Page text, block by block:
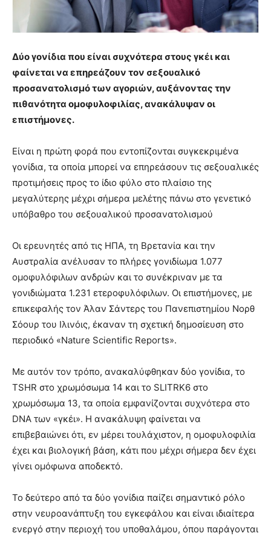
Δύο γονίδια που είναι συχνότερα στους γκέι και
φαίνεται να επηρεάζουν τον σεξουαλικό
προσανατολισμό των αγοριών, αυξάνοντας την
πιθανότητα ομοφυλοφιλίας, ανακάλυψαν οι
επιστήμονες.
Είναι η πρώτη φορά που εντοπίζονται συγκεκριμένα
γονίδια, τα οποία μπορεί να επηρεάσουν τις σεξουαλικές
προτιμήσεις προς το ίδιο φύλο στο πλαίσιο της
μεγαλύτερης μέχρι σήμερα μελέτης πάνω στο γενετικό
υπόβαθρο του σεξουαλικού προσανατολισμού
Οι ερευνητές από τις ΗΠΑ, τη Βρετανία και την
Αυστραλία ανέλυσαν το πλήρες γονιδίωμα 1.077
ομοφυλόφιλων ανδρών και το συνέκριναν με τα
γονιδιώματα 1.231 ετεροφυλόφιλων. Οι επιστήμονες, με
επικεφαλής τον Άλαν Σάντερς του Πανεπιστημίου Νορθ
Σόουρ του Ιλινόις, έκαναν τη σχετική δημοσίευση στο
περιοδικό «Nature Scientific Reports».
Με αυτόν τον τρόπο, ανακαλύφθηκαν δύο γονίδια, το
TSHR στο χρωμόσωμα 14 και το SLITRK6 στο
χρωμόσωμα 13, τα οποία εμφανίζονται συχνότερα στο
DNA των «γκέι». Η ανακάλυψη φαίνεται να
επιβεβαιώνει ότι, εν μέρει τουλάχιστον, η ομοφυλοφιλία
έχει και βιολογική βάση, κάτι που μέχρι σήμερα δεν έχει
γίνει ομόφωνα αποδεκτό.
Το δεύτερο από τα δύο γονίδια παίζει σημαντικό ρόλο
στην νευροανάπτυξη του εγκεφάλου και είναι ιδιαίτερα
ενεργό στην περιοχή του υποθαλάμου, όπου παράγονται